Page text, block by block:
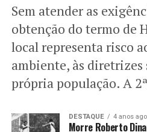
Sem atender as
obtenção do termo de
local representa risco
ambiente, às diretrizes
própria população. A
DESTAQUE 4 anos ago
Morre Roberto